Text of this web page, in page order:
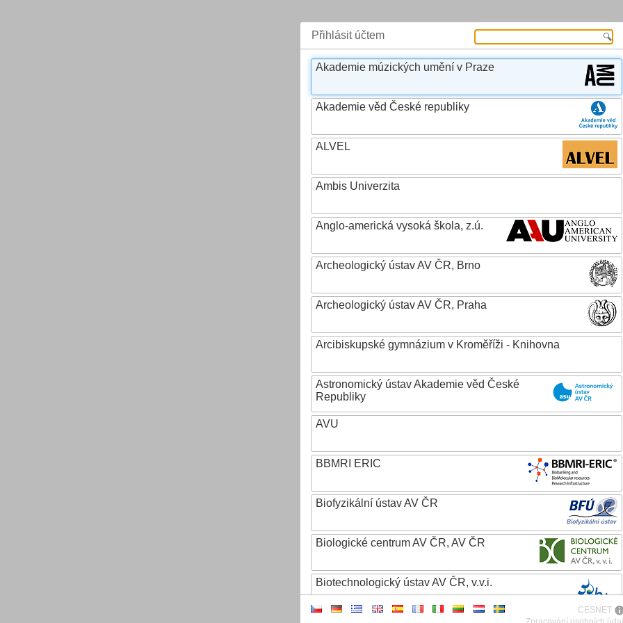
Přihlásit účtem
Akademie múzických umění v Praze
Akademie věd České republiky
ALVEL
Ambis Univerzita
Anglo-americká vysoká škola, z.ú.
Archeologický ústav AV ČR, Brno
Archeologický ústav AV ČR, Praha
Arcibiskupské gymnázium v Kroměříži - Knihovna
Astronomický ústav Akademie věd České
Republiky
AVU
BBMRI ERIC
Biofyzikální ústav AV ČR
Biologické centrum AV ČR, AV ČR
Biotechnologický ústav AV ČR, v.v.i.
CESNET